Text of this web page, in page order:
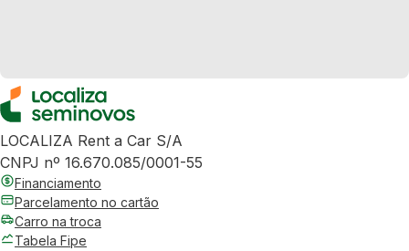
LOCALIZA Rent a Car S/A
CNPJ nº 16.670.085/0001-55
Financiamento
Parcelamento no cartão
Carro na troca
Tabela Fipe